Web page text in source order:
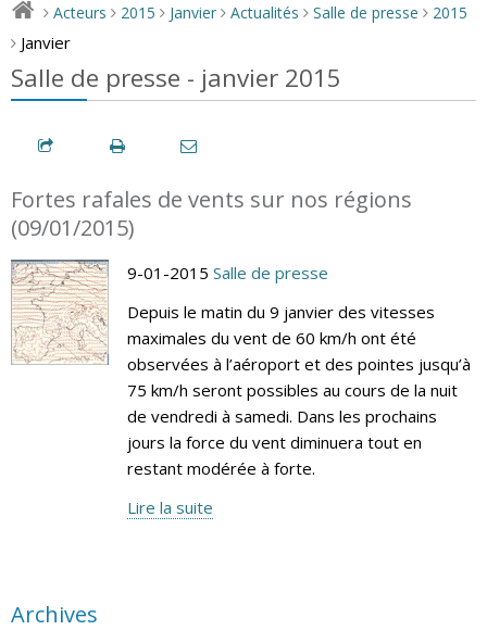
> Acteurs > 2015 > Janvier > Actualités > Salle de presse > 2015
> Janvier
Salle de presse - janvier 2015
Fortes rafales de vents sur nos régions
(09/01/2015)
9-01-2015 Salle de presse
Depuis le matin du 9 janvier des vitesses
maximales du vent de 60 km/h ont été
observées à l’aéroport et des pointes jusqu’à
75 km/h seront possibles au cours de la nuit
de vendredi à samedi. Dans les prochains
jours la force du vent diminuera tout en
restant modérée à forte.
Lire la suite
Archives